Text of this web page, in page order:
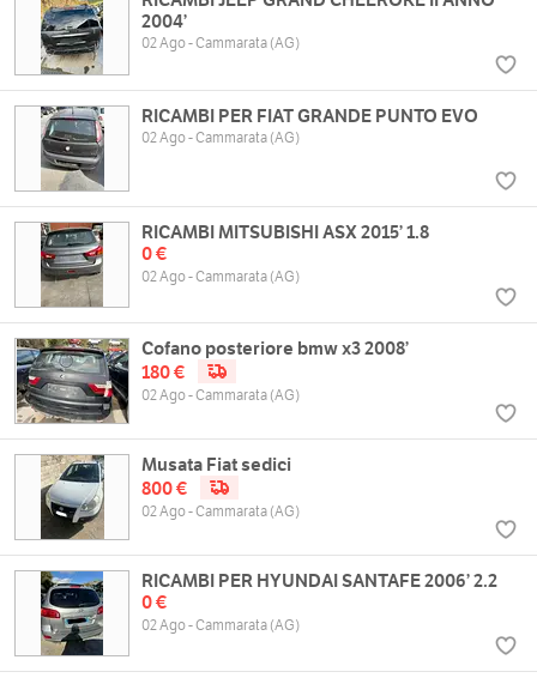
2004’
02 Ago - Cammarata (AG)
RICAMBI PER FIAT GRANDE PUNTO EVO
02 Ago - Cammarata (AG)
RICAMBI MITSUBISHI ASX 2015’ 1.8
0 €
02 Ago - Cammarata (AG)
Cofano posteriore bmw x3 2008’
180 €
02 Ago - Cammarata (AG)
Musata Fiat sedici
800 €
02 Ago - Cammarata (AG)
RICAMBI PER HYUNDAI SANTAFE 2006’ 2.2
0 €
02 Ago - Cammarata (AG)